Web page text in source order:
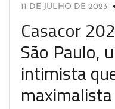
11 DE JULHO DE 2023
Casacor
São Paulo,
intimista
maximalista